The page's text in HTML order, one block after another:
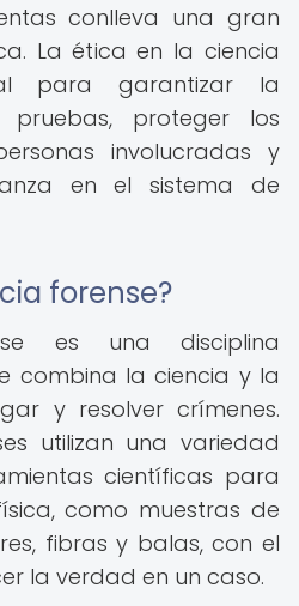
conlleva una gran
La ética en la ciencia
para garantizar la
proteger los
involucradas y
en el sistema de
forense?
es una disciplina
combina la ciencia y la
y resolver crímenes.
utilizan una variedad
científicas para
como muestras de
fibras y balas, con el
la verdad en un caso.